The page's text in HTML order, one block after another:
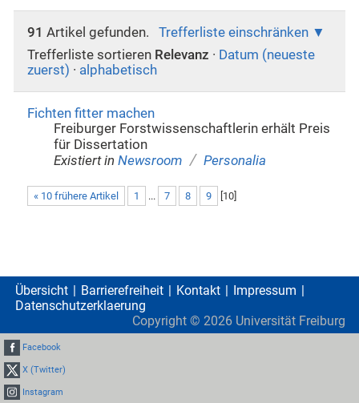
91 Artikel gefunden.
Trefferliste einschränken
Trefferliste sortieren Relevanz · Datum (neueste
zuerst) · alphabetisch
Fichten fitter machen
Freiburger Forstwissenschaftlerin erhält Preis
für Dissertation
Existiert in Newsroom / Personalia
« 10 frühere Artikel 1 ... 7 8 9 10]
Übersicht Barrierefreiheit Kontakt
Impressum
Datenschutzerklaerung
Copyright © 2026 Universität Freiburg
Facebook
X (Twitter)
Instagram